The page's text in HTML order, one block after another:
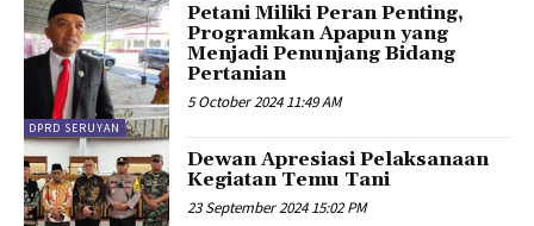
DPRD SERUYAN
Petani Miliki Peran Penting,
Programkan Apapun yang
Menjadi Penunjang Bidang
Pertanian
5 October 2024 11:49 AM
Dewan Apresiasi Pelaksanaan
Kegiatan Temu Tani
23 September 2024 15:02 PM